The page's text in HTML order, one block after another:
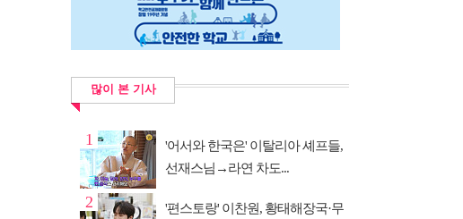
많이 본 기사
1
'어서와 한국은' 이탈리아 셰프들,
선재스님→라연 차도...
2
'편스토랑' 이찬원, 황태해장국·무